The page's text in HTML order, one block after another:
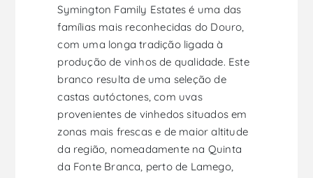
Symington Family Estates é uma das
famílias mais reconhecidas do Douro,
com uma longa tradição ligada à
produção de vinhos de qualidade. Este
branco resulta de uma seleção de
castas autóctones, com uvas
provenientes de vinhedos situados em
zonas mais frescas e de maior altitude
da região, nomeadamente na Quinta
da Fonte Branca, perto de Lamego,